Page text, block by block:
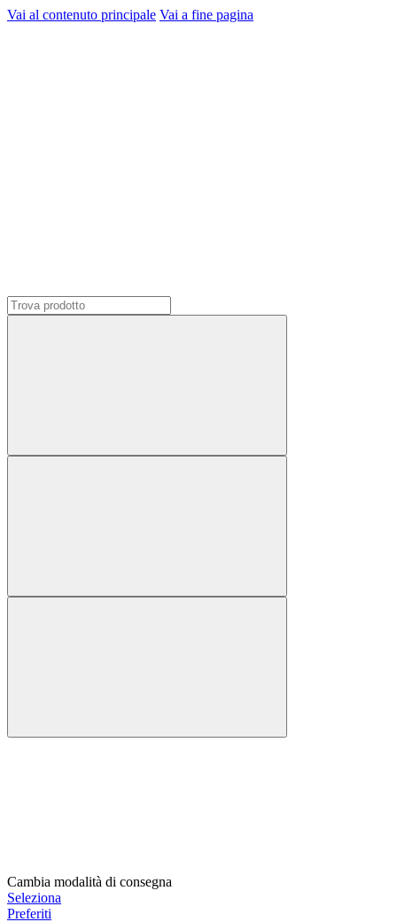
Vai al contenuto principale Vai a fine pagina
Cambia modalità di consegna
Seleziona
Preferiti